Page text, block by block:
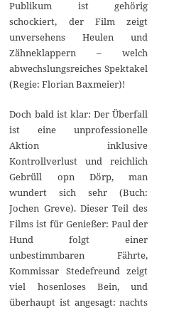
Publikum ist gehörig
schockiert, der Film zeigt
unversehens Heulen und
Zähneklappern – welch
abwechslungsreiches Spektakel
(Regie: Florian Baxmeier)!
Doch bald ist klar: Der Überfall
ist eine unprofessionelle
Aktion inklusive
Kontrollverlust und reichlich
Gebrüll opn Dörp, man
wundert sich sehr (Buch:
Jochen Greve). Dieser Teil des
Films ist für Genießer: Paul der
Hund folgt einer
unbestimmbaren Fährte,
Kommissar Stedefreund zeigt
viel hosenloses Bein, und
überhaupt ist angesagt: nachts